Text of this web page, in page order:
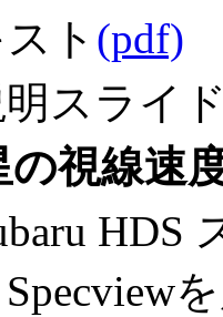
ト (pdf)
スライ
の視線速
HDS